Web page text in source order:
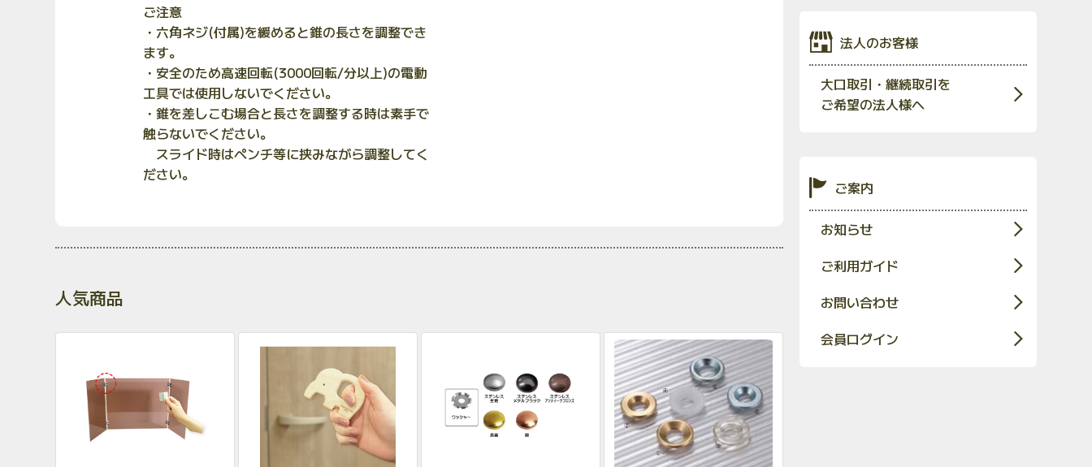
ご注意
・六角ネジ(付属)を緩めると錐の長さを調整でき
ます。
・安全のため高速回転(3000回転/分以上)の電動
工具では使用しないでください。
・錐を差しこむ場合と長さを調整する時は素手で
触らないでください。
スライド時はペンチ等に挟みながら調整してく
ださい。
人気商品
法人のお客様
大口取引・継続取引を
ご希望の法人様へ
ご案内
お知らせ
ご利用ガイド
お問い合わせ
会員ログイン